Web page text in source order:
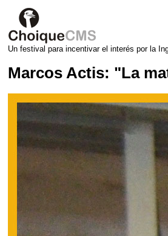
Un festival para incentivar el interés por la
Marcos Actis: "La